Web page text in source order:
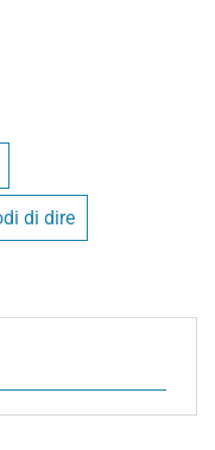
di dire